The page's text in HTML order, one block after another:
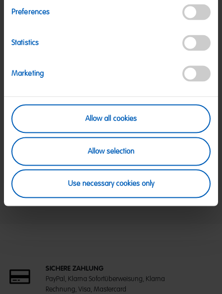
Preferences
Statistics
Marketing
Allow all cookies
Allow selection
Use necessary cookies only
Johannisbeere, Holunderbeere, Aronia, Traube, Schwarze
Karotte, Süßkartoffel; Holunderbeerextrakt; Farbstoff:
Nährwerte
davon gesättigte Fettsäuren:
Kohlenhydrate:
davon Zucker:
Salz:
0,4 g
SICHERE ZAHLUNG
PayPal, Klarna Sofortüberweisung, Klarna
Rechnung, Visa, Mastercard